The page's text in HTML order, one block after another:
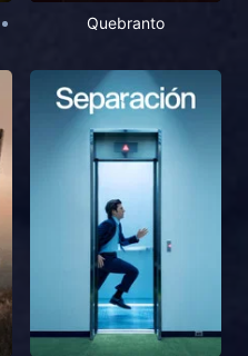
Quebranto